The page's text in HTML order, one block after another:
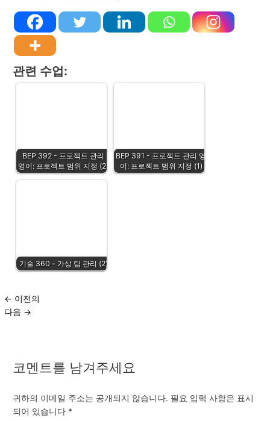
관련 수업:
BEP 392 - 프로젝트 관리
영어: 프로젝트 범위 지정 (2)
BEP 391 - 프로젝트 관리 영
어: 프로젝트 범위 지정 (1)
기술 360 - 가상 팀 관리 (2)
← 이전의
다음 →
코멘트를 남겨주세요
귀하의 이메일 주소는 공개되지 않습니다. 필요 입력 사항은 표시
되어 있습니다 *